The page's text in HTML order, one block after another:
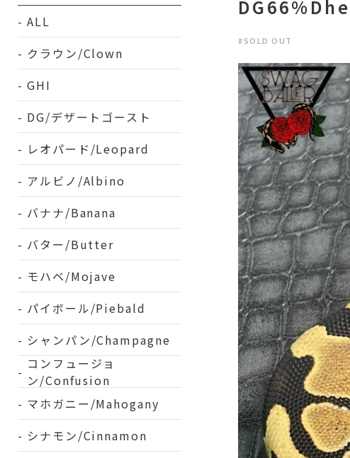
ALL
クラウン/Clown
GHI
DG/デザートゴースト
レオパード/Leopard
アルビノ/Albino
バナナ/Banana
バター/Butter
モハベ/Mojave
パイボール/Piebald
シャンパン/Champagne
コンフュージョ
ン/Confusion
マホガニー/Mahogany
シナモン/Cinnamon
#SOLD OUT